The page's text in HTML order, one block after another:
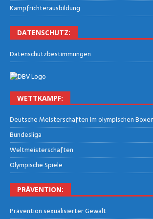
Kampf­rich­ter­aus­bil­dung
DATEN­SCHUTZ:
Daten­schutz­be­stim­mun­gen
WETT­KAMPF:
Deut­sche Meis­ter­schaf­ten im olym­pi­schen Boxen
Bun­des­li­ga
Welt­meis­ter­schaf­ten
Olym­pi­sche Spiele
PRÄ­VEN­TI­ON:
Prä­ven­ti­on sexua­li­sier­ter Gewalt